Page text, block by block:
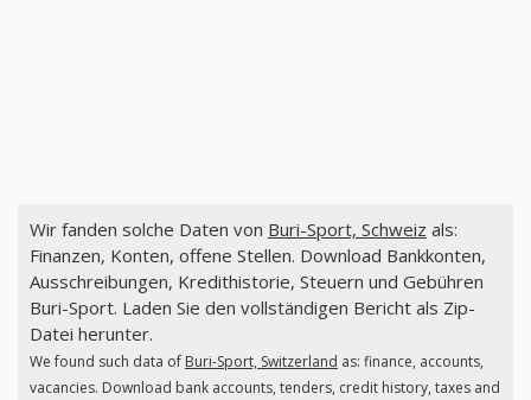
Wir fanden solche Daten von Buri-Sport, Schweiz als:
Finanzen, Konten, offene Stellen. Download Bankkonten,
Ausschreibungen, Kredithistorie, Steuern und Gebühren
Buri-Sport. Laden Sie den vollständigen Bericht als Zip-
Datei herunter.
We found such data of Buri-Sport, Switzerland as: finance, accounts,
vacancies. Download bank accounts, tenders, credit history, taxes and